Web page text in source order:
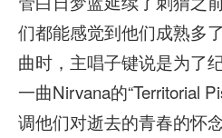
们都能感觉到他们成熟多
曲时，主唱子键说是为了
一曲Nirvana的“Territorial
调他们对逝去的青春的怀